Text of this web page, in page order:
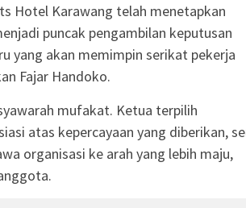
Hotel Karawang telah menetapkan
puncak pengambilan keputusan
yang akan memimpin serikat pekerja
Fajar Handoko.
mufakat. Ketua terpilih
atas kepercayaan yang diberikan,
organisasi ke arah yang lebih maju,